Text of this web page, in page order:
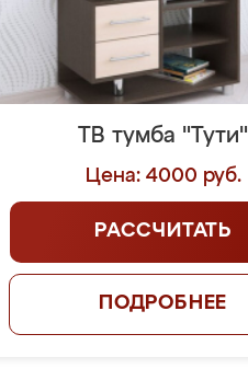
ТВ тумба "Тути"
Цена: 4000 руб.
РАССЧИТАТЬ
ПОДРОБНЕЕ